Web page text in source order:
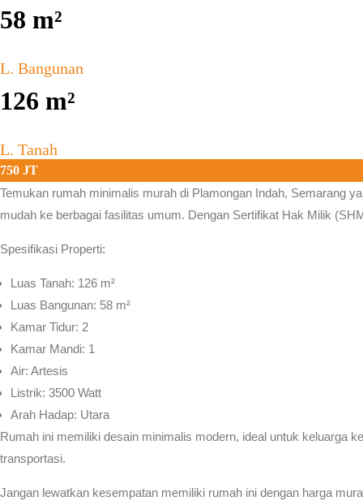
58 m²
L. Bangunan
126 m²
L. Tanah
750 JT
Temukan rumah minimalis murah di Plamongan Indah, Semarang
mudah ke berbagai fasilitas umum. Dengan Sertifikat Hak Milik
Spesifikasi Properti:
Luas Tanah: 126 m²
Luas Bangunan: 58 m²
Kamar Tidur: 2
Kamar Mandi: 1
Air: Artesis
Listrik: 3500 Watt
Arah Hadap: Utara
Rumah ini memiliki desain minimalis modern, ideal untuk keluarga
transportasi.
Jangan lewatkan kesempatan memiliki rumah ini dengan harga